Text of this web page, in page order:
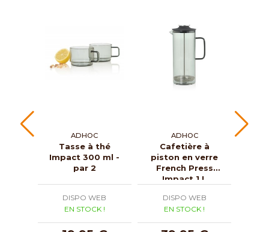
ADHOC
Tasse à thé
Impact 300 ml -
par 2
DISPO WEB
EN STOCK !
ADHOC
Cafetière à
piston en verre
French Press
Impact 1 L
DISPO WEB
EN STOCK !